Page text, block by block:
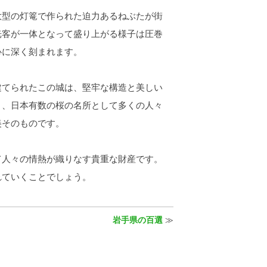
の灯篭で作られた迫力あるねぶたが街
が一体となって盛り上がる様子は圧巻
深く刻まれます。
られたこの城は、堅牢な構造と美しい
日本有数の桜の名所として多くの人々
のものです。
々の情熱が織りなす貴重な財産です。
いくことでしょう。
岩手県の百選≫